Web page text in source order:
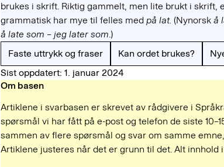
brukes i skrift. Riktig gammelt, men lite brukt i skrift,
grammatisk har mye til felles med på lat. (Nynorsk å
å late som – jeg later som.)
Faste uttrykk og fraser
Kan ordet brukes?
Sist oppdatert: 1. januar 2024
Om basen
Artiklene i svarbasen er skrevet av rådgivere i
spørsmål vi har fått på e-post og telefon de siste
sammen av flere spørsmål og svar om samme
Artiklene justeres når det er grunn til det. Alt innhold